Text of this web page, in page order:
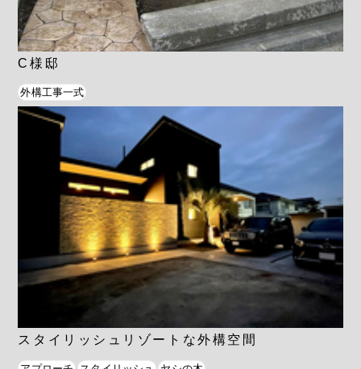
C様邸
外構工事一式
スタイリッシュリゾートな外構空間